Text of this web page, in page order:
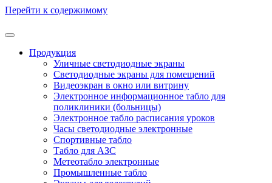
Перейти к содержимому
Продукция
Уличные светодиодные экраны
Светодиодные экраны для помещений
Видеоэкран в окно или витрину
Электронное информационное табло для
поликлиники (больницы)
Электронное табло расписания уроков
Часы светодиодные электронные
Спортивные табло
Табло для АЗС
Метеотабло электронные
Промышленные табло